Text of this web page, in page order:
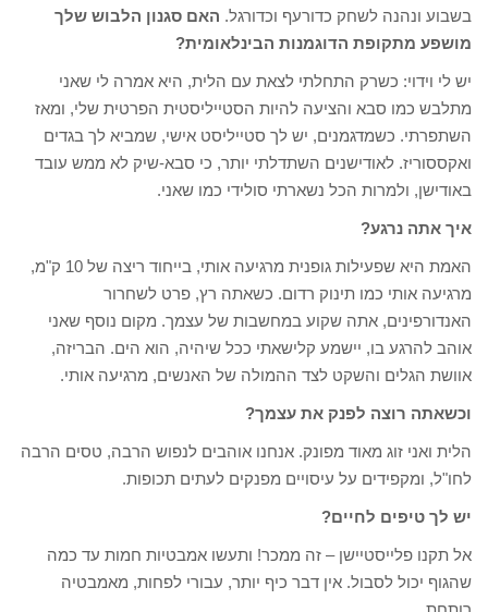
בשבוע ונהנה לשחק כדורעף וכדורגל. האם סגנון הלבוש שלך
מושפע מתקופת הדוגמנות הבינלאומית?
יש לי וידוי: כשרק התחלתי לצאת עם הלית, היא אמרה לי שאני
מתלבש כמו סבא והציעה להיות הסטייליסטית הפרטית שלי, ומאז
השתפרתי. כשמדגמנים, יש לך סטייליסט אישי, שמביא לך בגדים
ואקססוריז. לאודישנים השתדלתי יותר, כי סבא-שיק לא ממש עובד
באודישן, ולמרות הכל נשארתי סולידי כמו שאני.
איך אתה נרגע?
האמת היא שפעילות גופנית מרגיעה אותי, בייחוד ריצה של 10 ק"מ,
מרגיעה אותי כמו תינוק רדום. כשאתה רץ, פרט לשחרור
האנדורפינים, אתה שקוע במחשבות של עצמך. מקום נוסף שאני
אוהב להרגע בו, יישמע קלישאתי ככל שיהיה, הוא הים. הבריזה,
אוושת הגלים והשקט לצד ההמולה של האנשים, מרגיעה אותי.
וכשאתה רוצה לפנק את עצמך?
הלית ואני זוג מאוד מפונק. אנחנו אוהבים לנפוש הרבה, טסים הרבה
לחו"ל, ומקפידים על עיסויים מפנקים לעתים תכופות.
יש לך טיפים לחיים?
אל תקנו פלייסטיישן – זה ממכר! ותעשו אמבטיות חמות עד כמה
שהגוף יכול לסבול. אין דבר כיף יותר, עבורי לפחות, מאמבטיה